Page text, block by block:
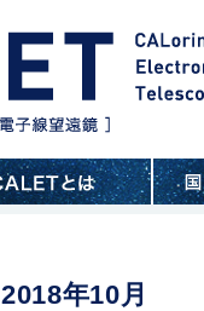
2018年10月